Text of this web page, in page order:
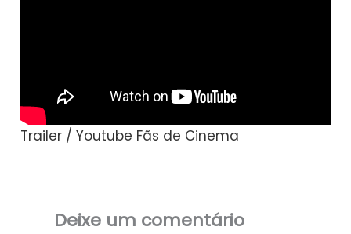
Trailer / Youtube Fãs de Cinema
Deixe um comentário